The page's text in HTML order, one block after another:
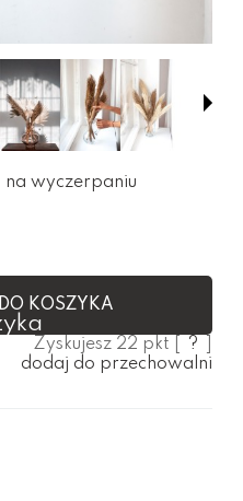
na wyczerpaniu
DO KOSZYKA
Zyskujesz 22 pkt [ ?
dodaj do przechowalni